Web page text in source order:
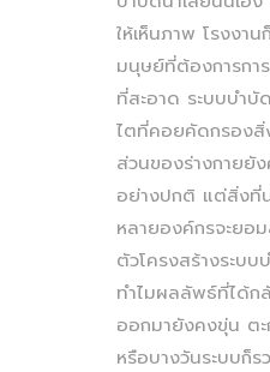
ให้เห็นภาพ โรงงาน
มนุษย์ที่ต้องการกา
ที่สะอาด ระบบบำบั
ไตที่คอยคัดกรองสิ่
ส่วนของร่างกายยั
อย่างปกติ แต่สิ่งที่
หลายองค์กรจะยอ
ตัวโครงสร้างระบ
ทำไมผลลัพธ์ที่ได้ก
ออกมายังคงขุ่น ต
หรือบางวันระบบก็